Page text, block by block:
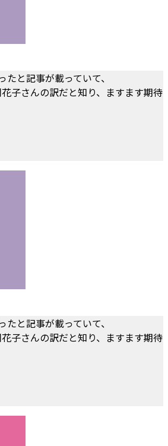
と記事が載っていて、
子さんの訳だと知り、ますます期待
と記事が載っていて、
子さんの訳だと知り、ますます期待